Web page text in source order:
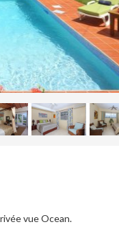
vue Ocean.